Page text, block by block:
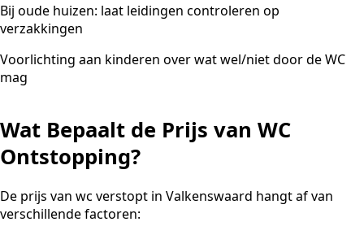
Bij oude huizen: laat leidingen controleren op
verzakkingen
Voorlichting aan kinderen over wat wel/niet door de WC
mag
Wat Bepaalt de Prijs van WC
Ontstopping?
De prijs van wc verstopt in Valkenswaard hangt af van
verschillende factoren: